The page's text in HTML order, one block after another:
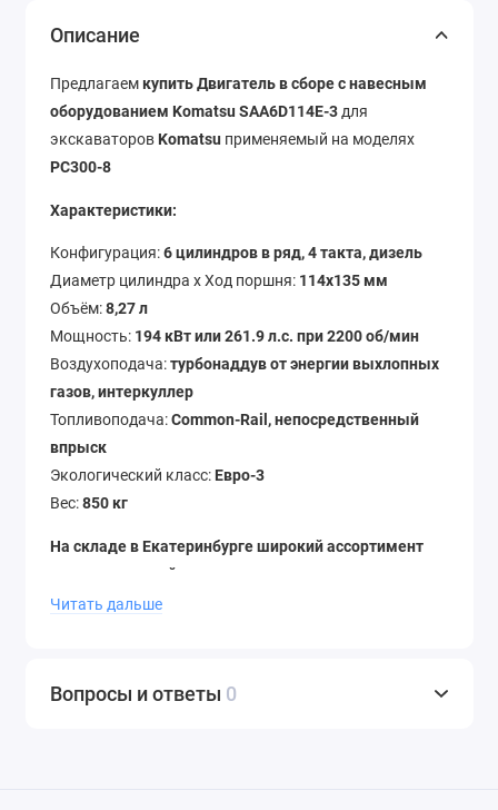
Описание
Предлагаем купить Двигатель в сборе с навесным
оборудованием Komatsu SAA6D114E-3 для
экскаваторов Komatsu применяемый на моделях
PC300-8
Характеристики:
Конфигурация:6 цилиндров в ряд, 4 такта, дизель
Диаметр цилиндра х Ход поршня: 114х135 мм
Объём:8,27 л
Мощность: 194 кВт или 261.9 л.с. при 2200 об/мин
Воздухоподача:турбонаддув от энергии выхлопных
газов, интеркуллер
Топливоподача:Common-Rail, непосредственный
впрыск
Экологический класс: Евро-3
Вес:850 кг
На складе в Екатеринбурге широкий ассортимент
запасных частей
техникиKomatsu
производителями, позволяя предложить самые
Читать дальше
Вопросы и ответы 0